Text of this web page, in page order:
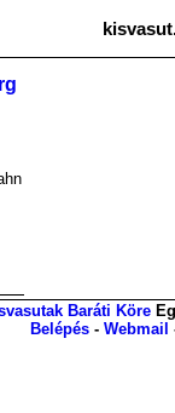
Baráti Köre
Belépés - Webmail